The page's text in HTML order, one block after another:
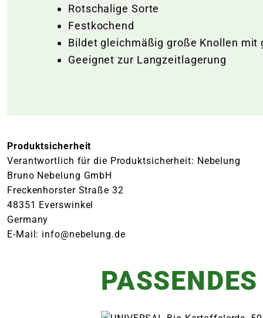
Rotschalige Sorte
Festkochend
Bildet gleichmäßig große Knollen mit
Geeignet zur Langzeitlagerung
Produktsicherheit
Verantwortlich für die Produktsicherheit: Nebelung
Bruno Nebelung GmbH
Freckenhorster Straße 32
48351 Everswinkel
Germany
E-Mail: info@nebelung.de